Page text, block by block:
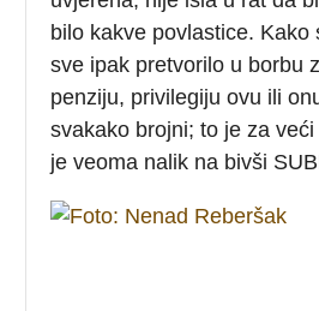
bilo kakve povlastice. Kako
sve ipak pretvorilo u borbu
penziju, privilegiju ovu ili
svakako brojni; to je za
je veoma nalik na bivši